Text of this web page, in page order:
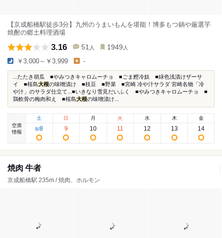
【京成船橋駅徒歩3分】九州のうまいもんを堪能！博多もつ鍋や厳選芋
焼酎の郷土料理酒場
3.16 51 人 1949 人
￥3,000～￥3,999 -
...たたき胡瓜 ■やみつきキャロムーチョ ■ごま鰹冷奴 ■緑色浅漬けザーサ
イ ■桜島大根の味噌漬け ■枝豆 ■野菜 ■宮崎 冷や汁サラダ 宮崎名物「冷
や汁」のサラダ仕立て...■いきなり雪見だいふく ■やみつきキャロムーチョ ■
鶏軟骨の梅肉和え ■桜島大根の味噌漬け...
空席
情報
土
8/8
日
9
月
10
火
11
水
12
木
13
金
14
焼肉 牛者
京成船橋駅 235m / 焼肉、ホルモン